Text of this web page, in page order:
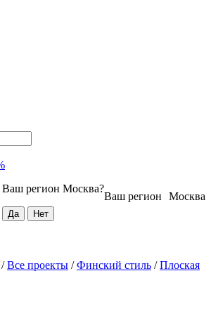
Москва
Ваш регион
Ваш регион Москва?
/Все проекты /Финский стиль /Плоская